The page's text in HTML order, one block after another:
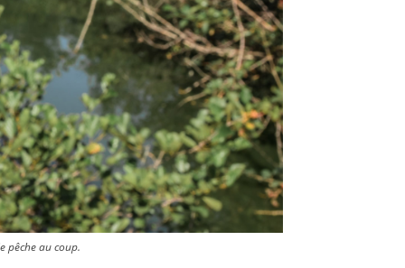
pêche au coup.